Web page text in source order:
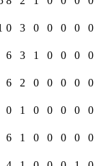
0 3 0 0 0 0
0
6 3 1 0 0 0
0
6 2 0 0 0 0
0
0 1 0 0 0 0
0
6 1 0 0 0 0
0